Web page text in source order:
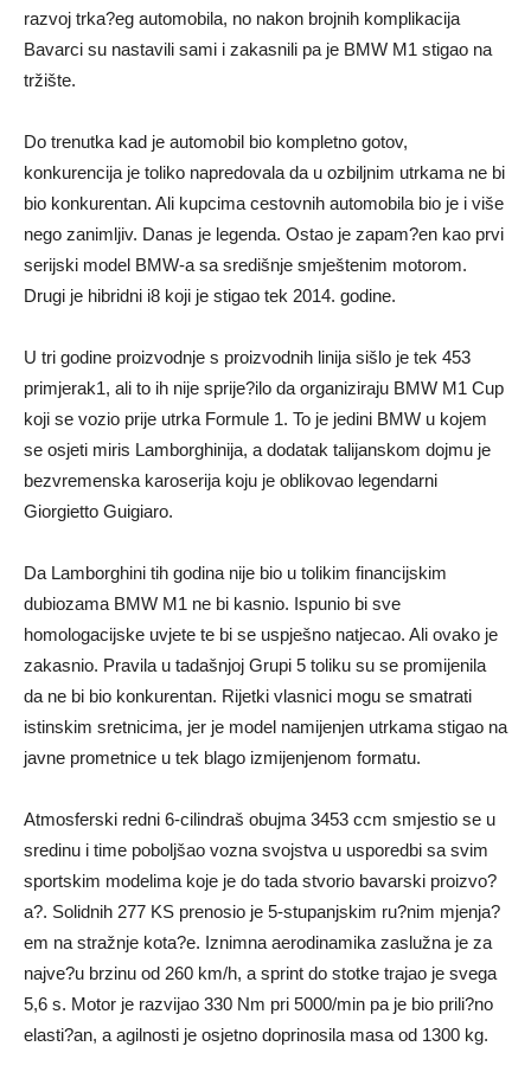
razvoj trka?eg automobila, no nakon brojnih komplikacija
Bavarci su nastavili sami i zakasnili pa je BMW M1 stigao na
tržište.
Do trenutka kad je automobil bio kompletno gotov,
konkurencija je toliko napredovala da u ozbiljnim utrkama ne bi
bio konkurentan. Ali kupcima cestovnih automobila bio je i više
nego zanimljiv. Danas je legenda. Ostao je zapam?en kao prvi
serijski model BMW-a sa središnje smještenim motorom.
Drugi je hibridni i8 koji je stigao tek 2014. godine.
U tri godine proizvodnje s proizvodnih linija sišlo je tek 453
primjerak1, ali to ih nije sprije?ilo da organiziraju BMW M1 Cup
koji se vozio prije utrka Formule 1. To je jedini BMW u kojem
se osjeti miris Lamborghinija, a dodatak talijanskom dojmu je
bezvremenska karoserija koju je oblikovao legendarni
Giorgietto Guigiaro.
Da Lamborghini tih godina nije bio u tolikim financijskim
dubiozama BMW M1 ne bi kasnio. Ispunio bi sve
homologacijske uvjete te bi se uspješno natjecao. Ali ovako je
zakasnio. Pravila u tadašnjoj Grupi 5 toliku su se promijenila
da ne bi bio konkurentan. Rijetki vlasnici mogu se smatrati
istinskim sretnicima, jer je model namijenjen utrkama stigao na
javne prometnice u tek blago izmijenjenom formatu.
Atmosferski redni 6-cilindraš obujma 3453 ccm smjestio se u
sredinu i time poboljšao vozna svojstva u usporedbi sa svim
sportskim modelima koje je do tada stvorio bavarski proizvo?
a?. Solidnih 277 KS prenosio je 5-stupanjskim ru?nim mjenja?
em na stražnje kota?e. Iznimna aerodinamika zaslužna je za
najve?u brzinu od 260 km/h, a sprint do stotke trajao je svega
5,6 s. Motor je razvijao 330 Nm pri 5000/min pa je bio prili?no
elasti?an, a agilnosti je osjetno doprinosila masa od 1300 kg.